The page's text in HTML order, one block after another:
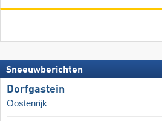
Sneeuwberichten
Dorfgastein
Oostenrijk